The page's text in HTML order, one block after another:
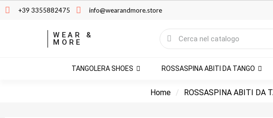
+39 3355882475 info@wearandmore.store
WEAR &
MORE
TANGOLERA SHOES ROSSASPINA ABITI DA TANGO
Home ROSSASPINA ABITI DA